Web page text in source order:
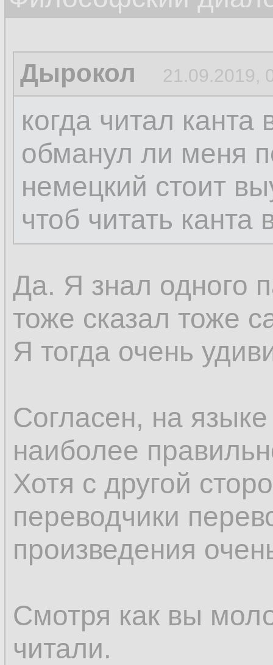
Дырокол 21.09.2019,
когда читал
обманул ли меня
немецкий стоит
чтоб читать канта
Да. Я знал одного
тоже сказал тоже
Я тогда очень
Согласен, на
наиболее
Хотя с другой
переводчики
произведения
Смотря как вы
читали.